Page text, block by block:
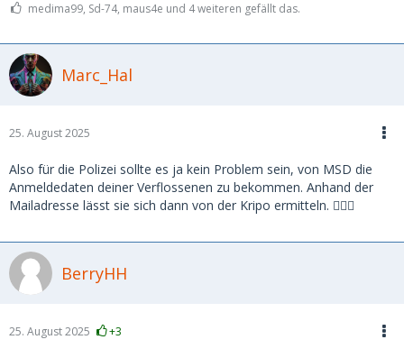
medima99, Sd-74, maus4e und 4 weiteren gefällt das.
Marc_Hal
25. August 2025
Also für die Polizei sollte es ja kein Problem sein, von MSD die
Anmeldedaten deiner Verflossenen zu bekommen. Anhand der
Mailadresse lässt sie sich dann von der Kripo ermitteln. 🤷🏼‍♂️
BerryHH
25. August 2025 +3